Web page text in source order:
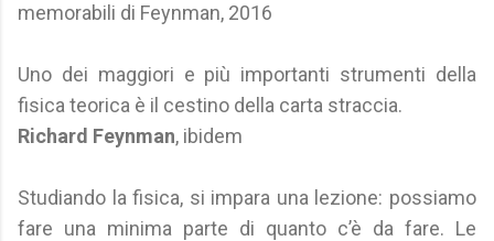
memorabili di Feynman, 2016
Uno dei maggiori e più importanti strumenti della
fisica teorica è il cestino della carta straccia.
Richard Feynman, ibidem
Studiando la fisica, si impara una lezione: possiamo
fare una minima parte di quanto c’è da fare. Le